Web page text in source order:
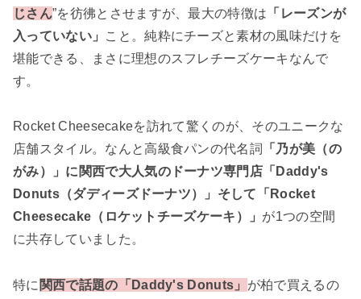
じさん”を彷彿とさせますが、最大の特徴は 「レーズンが
入っていない」
こと。純粋にチーズと素材の風味だけを
堪能できる、まさに理想のスフレチーズケーキなんで
す。
Rocket Cheesecakeを訪れて驚くのが、そのユニークな
店舗スタイル。なんと高級食パンの代名詞
「乃が美（の
がみ）」に関西で大人気のドーナツ専門店「Daddy's
Donuts（ダディーズドーナツ）」そして「Rocket
Cheesecake（ロケットチーズケーキ）」 が1つの空間
に共存していました。
特に 関西で話題の「Daddy's Donuts」 が柏で買えるの